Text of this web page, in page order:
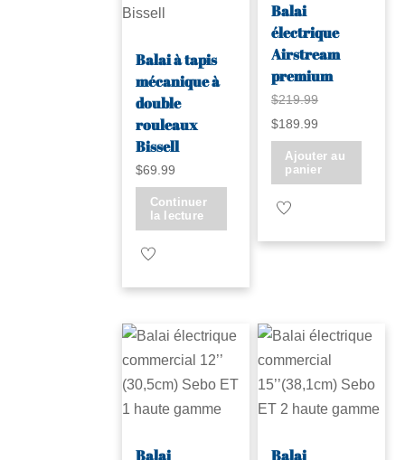
Balai à tapis
mécanique à
double
rouleaux
Bissell
$69.99
Continuer
la lecture
Balai
électrique
Airstream
premium
$219.99
était :
$189.99
actuel
Ajouter au
panier
Balai Balai